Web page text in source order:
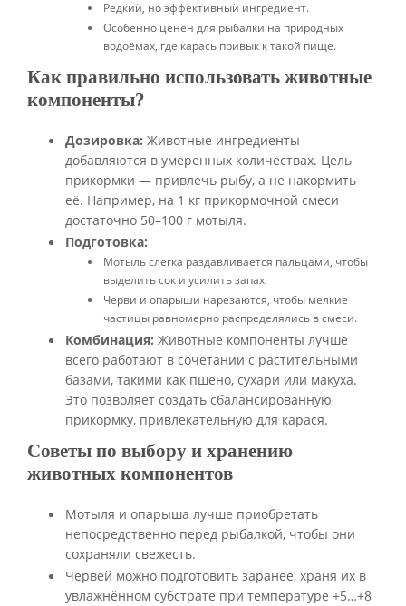
Редкий, но эффективный ингредиент.
Особенно ценен для рыбалки на природных
водоёмах, где карась привык к такой пище.
Как правильно использовать животные
компоненты?
Дозировка: Животные ингредиенты
добавляются в умеренных количествах. Цель
прикормки — привлечь рыбу, а не накормить
её. Например, на 1 кг прикормочной смеси
достаточно 50–100 г мотыля.
Подготовка:
Мотыль слегка раздавливается пальцами, чтобы
выделить сок и усилить запах.
Черви и опарыши нарезаются, чтобы мелкие
частицы равномерно распределялись в смеси.
Комбинация: Животные компоненты лучше
всего работают в сочетании с растительными
базами, такими как пшено, сухари или макуха.
Это позволяет создать сбалансированную
прикормку, привлекательную для карася.
Советы по выбору и хранению
животных компонентов
Мотыля и опарыша лучше приобретать
непосредственно перед рыбалкой, чтобы они
сохраняли свежесть.
Червей можно подготовить заранее, храня их в
увлажнённом субстрате при температуре +5…+8